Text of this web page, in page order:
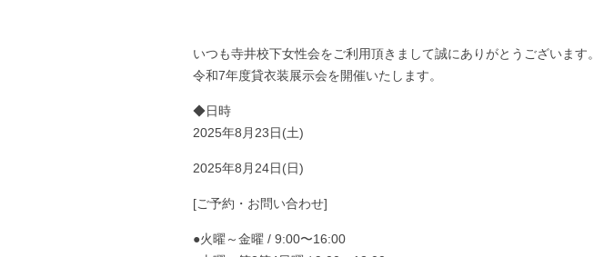
いつも寺井校下女性会をご利用頂きまして誠にありがとうございます。
令和7年度貸衣装展示会を開催いたします。
◆日時
2025年8月23日(土)
2025年8月24日(日)
[ご予約・お問い合わせ]
●火曜～金曜 / 9:00〜16:00